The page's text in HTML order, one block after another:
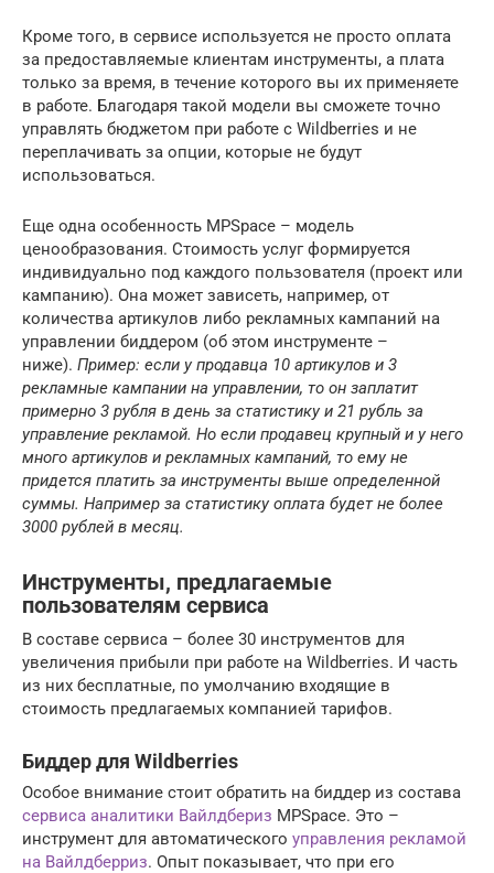
Кроме того, в сервисе используется не просто оплата
за предоставляемые клиентам инструменты, а плата
только за время, в течение которого вы их применяете
в работе. Благодаря такой модели вы сможете точно
управлять бюджетом при работе с Wildberries и не
переплачивать за опции, которые не будут
использоваться.
Еще одна особенность MPSpace – модель
ценообразования. Стоимость услуг формируется
индивидуально под каждого пользователя (проект или
кампанию). Она может зависеть, например, от
количества артикулов либо рекламных кампаний на
управлении биддером (об этом инструменте –
ниже). Пример: если у продавца 10 артикулов и 3
рекламные кампании на управлении, то он заплатит
примерно 3 рубля в день за статистику и 21 рубль за
управление рекламой. Но если продавец крупный и у него
много артикулов и рекламных кампаний, то ему не
придется платить за инструменты выше определенной
суммы. Например за статистику оплата будет не более
3000 рублей в месяц.
Инструменты, предлагаемые
пользователям сервиса
В составе сервиса – более 30 инструментов для
увеличения прибыли при работе на Wildberries. И часть
из них бесплатные, по умолчанию входящие в
стоимость предлагаемых компанией тарифов.
Биддер для Wildberries
Особое внимание стоит обратить на биддер из состава
сервиса аналитики Вайлдбериз MPSpace. Это –
инструмент для автоматического управления рекламой
на Вайлдберриз. Опыт показывает, что при его